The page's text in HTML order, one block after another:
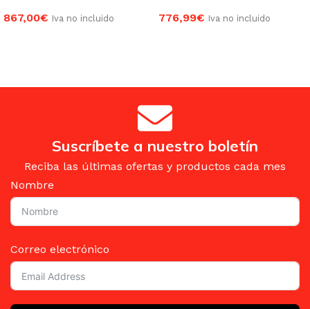
867,00€ Iva no incluido
776,99€ Iva no incluido
Suscríbete a nuestro boletín
Reciba las últimas ofertas y productos cada mes
Nombre
Correo electrónico